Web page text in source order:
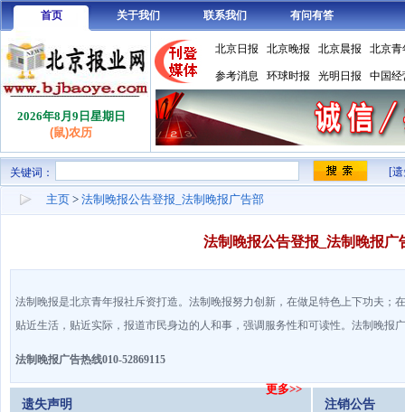
首页 关于我们 联系我们 有问有答
2026年8月9日星期日
(鼠)农历
北京日报 北京晚报 北京晨报 北京青
参考消息 环球时报 光明日报 中国经
关键词： [
主页 > 法制晚报公告登报_法制晚报广告部
法制晚报公告登报_法制晚报广
法制晚报是北京青年报社斥资打造。法制晚报努力创新，在做足特色上下功夫；
贴近生活，贴近实际，报道市民身边的人和事，强调服务性和可读性。法制晚报
法制晚报广告热线010-52869115
遗失声明
更多>>
注销公告